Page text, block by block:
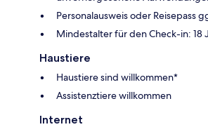
Personalausweis oder Reisepass
Mindestalter für den Check-in: 18
Haustiere
Haustiere sind willkommen*
Assistenztiere willkommen
Internet